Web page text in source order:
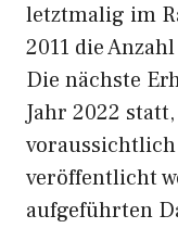
letztmalig im
2011 die
Die nächste
Jahr 2022
veröffentlicht
aufgeführten